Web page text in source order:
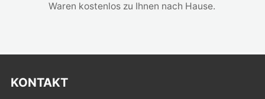
Waren kostenlos zu Ihnen nach Hause.
KONTAKT